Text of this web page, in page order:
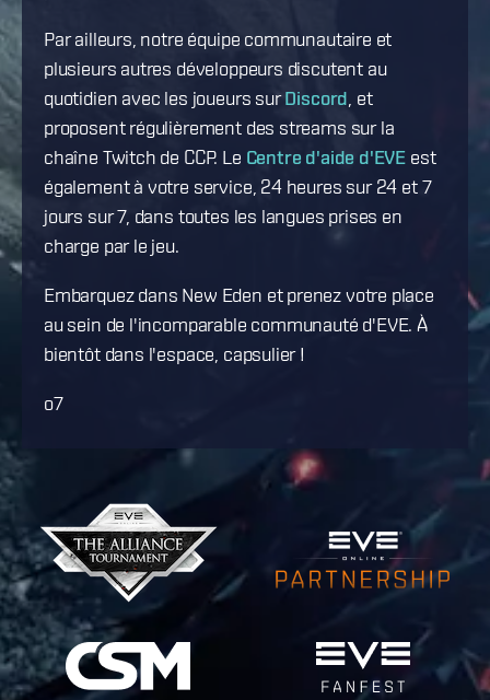
Par ailleurs, notre équipe communautaire et
plusieurs autres développeurs discutent au
quotidien avec les joueurs surDiscord , et
proposent régulièrement des streams sur la
chaîne Twitch de CCP. Le Centre d'aide d'EVE est
également à votre service, 24 heures sur 24 et 7
jours sur 7, dans toutes les langues prises en
charge par le jeu.
Embarquez dans New Eden et prenez votre place
au sein de l'incomparable communauté d'EVE. À
bientôt dans l'espace, capsulier !
o7